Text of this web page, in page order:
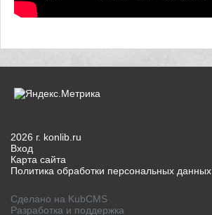
2026 г. konlib.ru
Вход
Карта сайта
Политика обработки персональных данных
Сделано на KubCMS
Разработка и поддержка